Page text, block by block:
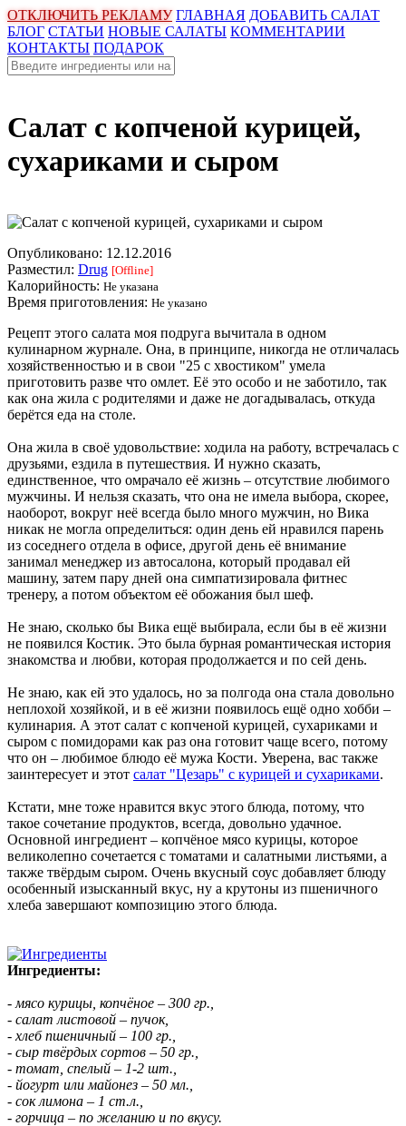
ОТКЛЮЧИТЬ РЕКЛАМУ ГЛАВНАЯ ДОБАВИТЬ САЛАТ
БЛОГ СТАТЬИ НОВЫЕ САЛАТЫ КОММЕНТАРИИ
КОНТАКТЫ ПОДАРОК
Салат с копченой курицей,
сухариками и сыром
Опубликовано: 12.12.2016
Разместил: Drug [Offline]
Калорийность: Не указана
Время приготовления: Не указано
Рецепт этого салата моя подруга вычитала в одном
кулинарном журнале. Она, в принципе, никогда не отличалась
хозяйственностью и в свои "25 с хвостиком" умела
приготовить разве что омлет. Её это особо и не заботило, так
как она жила с родителями и даже не догадывалась, откуда
берётся еда на столе.
Она жила в своё удовольствие: ходила на работу, встречалась с
друзьями, ездила в путешествия. И нужно сказать,
единственное, что омрачало её жизнь – отсутствие любимого
мужчины. И нельзя сказать, что она не имела выбора, скорее,
наоборот, вокруг неё всегда было много мужчин, но Вика
никак не могла определиться: один день ей нравился парень
из соседнего отдела в офисе, другой день её внимание
занимал менеджер из автосалона, который продавал ей
машину, затем пару дней она симпатизировала фитнес
тренеру, а потом объектом её обожания был шеф.
Не знаю, сколько бы Вика ещё выбирала, если бы в её жизни
не появился Костик. Это была бурная романтическая история
знакомства и любви, которая продолжается и по сей день.
Не знаю, как ей это удалось, но за полгода она стала довольно
неплохой хозяйкой, и в её жизни появилось ещё одно хобби –
кулинария. А этот салат с копченой курицей, сухариками и
сыром с помидорами как раз она готовит чаще всего, потому
что он – любимое блюдо её мужа Кости. Уверена, вас также
заинтересует и этот салат "Цезарь" с курицей и сухариками.
Кстати, мне тоже нравится вкус этого блюда, потому, что
такое сочетание продуктов, всегда, довольно удачное.
Основной ингредиент – копчёное мясо курицы, которое
великолепно сочетается с томатами и салатными листьями, а
также твёрдым сыром. Очень вкусный соус добавляет блюду
особенный изысканный вкус, ну а крутоны из пшеничного
хлеба завершают композицию этого блюда.
Ингредиенты:
- мясо курицы, копчёное – 300 гр.,
- салат листовой – пучок,
- хлеб пшеничный – 100 гр.,
- сыр твёрдых сортов – 50 гр.,
- томат, спелый – 1-2 шт.,
- йогурт или майонез – 50 мл.,
- сок лимона – 1 ст.л.,
- горчица – по желанию и по вкусу.